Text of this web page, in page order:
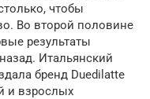
чтобы
Во второй половине
результаты
Итальянский
бренд Duedilatte
и взрослых